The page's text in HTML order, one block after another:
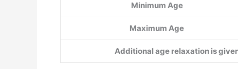
Minimum Age
Maximum Age
Additional age relaxation is